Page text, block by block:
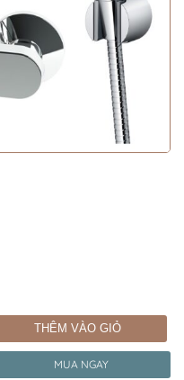
THÊM VÀO GIỎ
MUA NGAY